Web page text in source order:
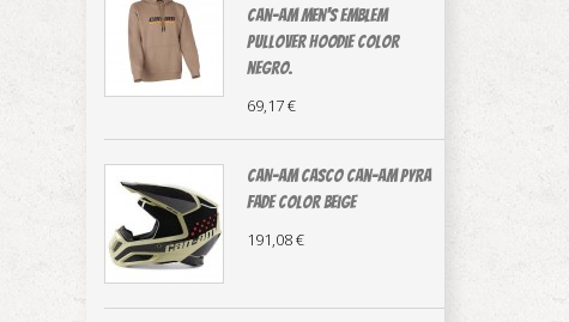
⁠Can-Am Men's Emblem
Pullover Hoodie color
negro.
69,17 €
CAN-AM casco Can-Am Pyra
Fade color beige
191,08 €